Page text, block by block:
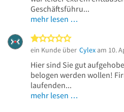
Geschäftsführu...
mehr lesen …
ein Kunde über Cylex am 10.
Hier sind Sie gut
belogen werden wollen!
laufenden...
mehr lesen …